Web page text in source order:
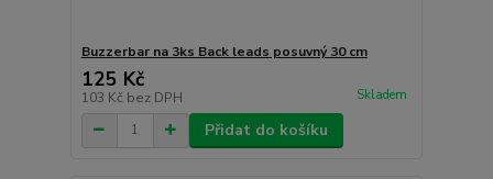
Buzzerbar na 3ks Back leads posuvný 30 cm
125 Kč
103 Kč bez DPH Skladem
Přidat do košíku